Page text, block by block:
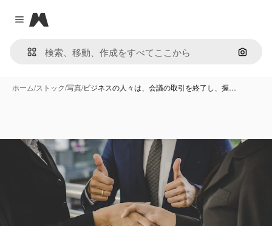
Close menu
Magnific
画像で
ホーム/ストック/写真/ビジネスの人々は、会議の取引を終了し、握…